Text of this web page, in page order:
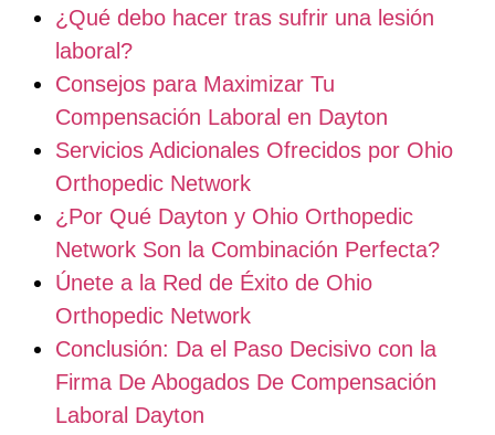
¿Qué debo hacer tras sufrir una lesión
laboral?
Consejos para Maximizar Tu
Compensación Laboral en Dayton
Servicios Adicionales Ofrecidos por Ohio
Orthopedic Network
¿Por Qué Dayton y Ohio Orthopedic
Network Son la Combinación Perfecta?
Únete a la Red de Éxito de Ohio
Orthopedic Network
Conclusión: Da el Paso Decisivo con la
Firma De Abogados De Compensación
Laboral Dayton